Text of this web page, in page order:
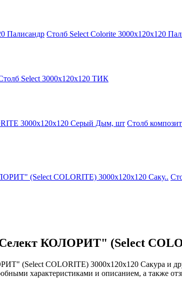
Столб Select Colorite 3000х120х120
Select 3000х120х120 ТИК
Столб
КОЛОРИТ" (Select
(Select COLORITE) 3000х120х120 Сакура и
характеристиками и описанием, а также